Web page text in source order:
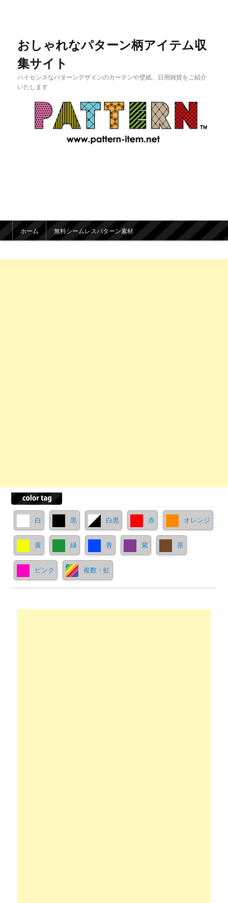
おしゃれなパターン柄アイテム収
集サイト
ハイセンスなパターンデザインのカーテンや壁紙、日用雑貨をご紹介
いたします
メインメニュー
メインコンテンツへ移動
サブコンテンツへ移動
ホーム 無料シームレスパターン素材
白 黒 白黒 赤 オレンジ
黄 緑 青 紫 茶
ピンク 複数・虹